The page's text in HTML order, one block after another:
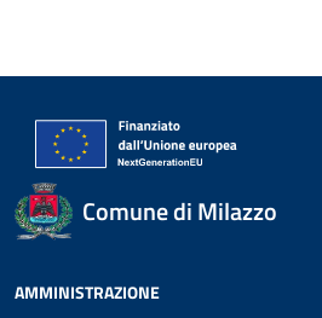
Comune di Milazzo
AMMINISTRAZIONE